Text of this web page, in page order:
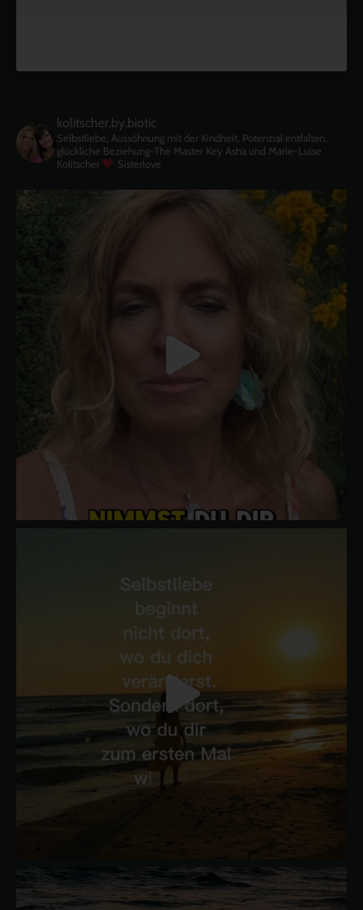
kolitscher.by.biotic
Selbstliebe, Aussöhnung mit der Kindheit, Potenzial entfalten,
glückliche Beziehung-The Master Key Asha und Marie-Luise
Kolitscher
Sisterlove